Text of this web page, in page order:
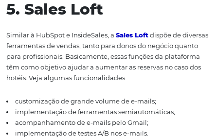
processos de uma venda em um formato de fases de
otimização dos processos do setor. Analisando a
“vendas”, existem 2 tipos de soluções: HubSpot Sales
HubSpot Sales Professional. A versão gratuita, a
Free, dispõe de diversas funcionalidades que auxiliam a
de pipeline de vendas ou as fases de uma venda
Podemos citar, por exemplo, o acesso a templates de e-
marketing voltados para vendas, ou a consulta a dados
visitantes no site de seu hotel, tais como páginas
Esses dados geram uma ideia de quem está